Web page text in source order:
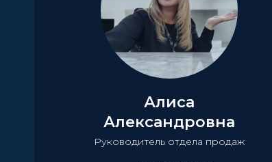
Алиса
Александровна
Руководитель отдела продаж